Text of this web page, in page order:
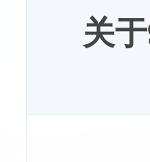
关